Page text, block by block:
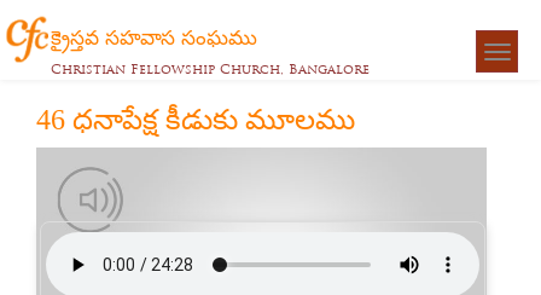
క్రైస్తవ సహవాస సంఘము
Christian Fellowship Church, Bangalore
46 ధనాపేక్ష కీడుకు మూలము